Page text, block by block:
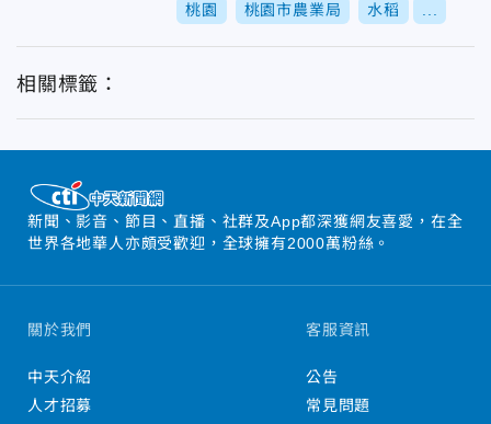
桃園 桃園市農業局 水稻
相關標籤：
新聞、影音、節目、直播、社群及App都深獲網友喜愛，在全
世界各地華人亦頗受歡迎，全球擁有2000萬粉絲。
關於我們
中天介紹
人才招募
客服資訊
公告
常見問題